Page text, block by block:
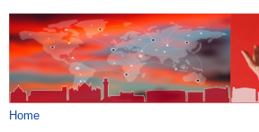
BIBLIOTECHE
SERVIZI
Tu sei qui
Home